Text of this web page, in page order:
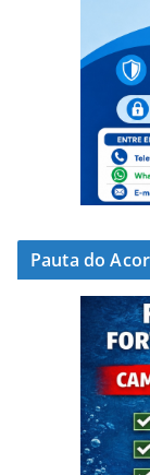
Pauta do